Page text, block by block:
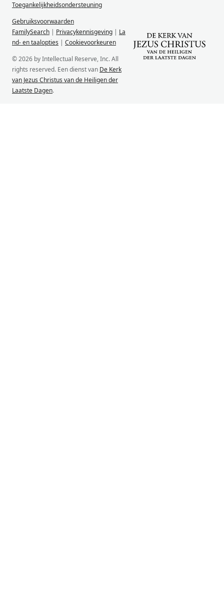
Toegankelijkheidsondersteuning
Gebruiksvoorwaarden
FamilySearch | Privacykennisgeving | La
nd- en taalopties | Cookievoorkeuren
© 2026 by Intellectual Reserve, Inc. All
rights reserved. Een dienst van De Kerk
van Jezus Christus van de Heiligen der
Laatste Dagen.